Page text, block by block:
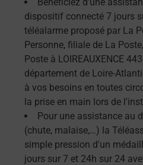
dispositif connecté 7 jours
téléalarme proposé par La
Personne, filiale de La
Poste à LOIREAUXENCE
département de Loire-
à vos besoins en toutes
la prise en main lors de
Pour une assistance au
(chute, malaise,…) la
simple pression d'un
jours sur 7 et 24h sur 24